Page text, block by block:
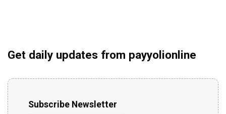
Get daily updates from payyolionline
Subscribe Newsletter